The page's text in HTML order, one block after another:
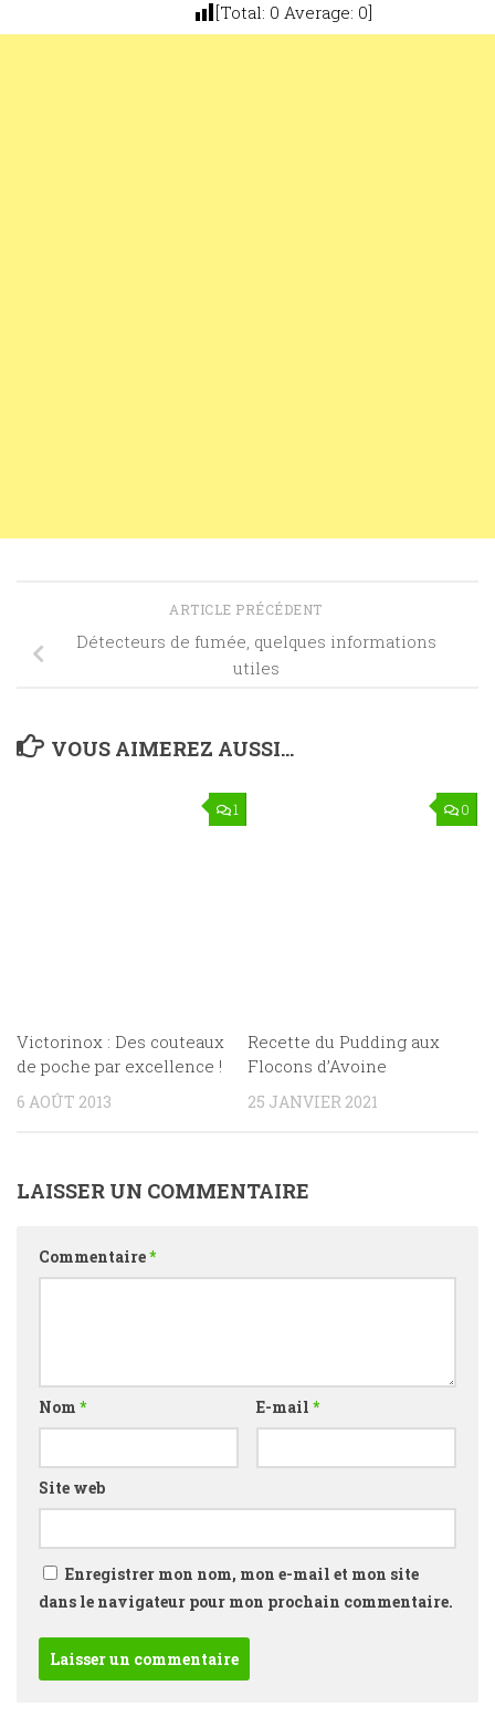
[Total: 0 Average: 0]
ARTICLE PRÉCÉDENT
Détecteurs de fumée, quelques informations
utiles
VOUS AIMEREZ AUSSI...
1
Victorinox : Des couteaux
de poche par excellence !
6 AOÛT 2013
0
Recette du Pudding aux
Flocons d’Avoine
25 JANVIER 2021
LAISSER UN COMMENTAIRE
Commentaire*
Nom * E-mail *
Site web
Enregistrer mon nom, mon e-mail et mon site
dans le navigateur pour mon prochain commentaire.